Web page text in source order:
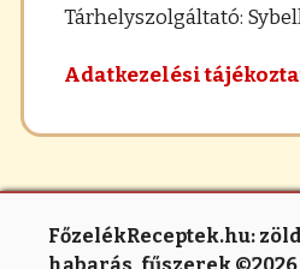
Tárhelyszolgáltató:
Adatkezelési
FőzelékReceptek.hu: